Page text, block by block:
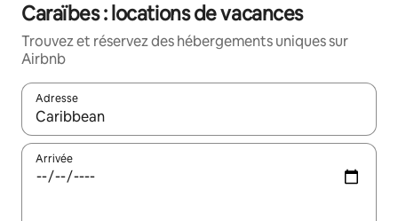
Caraïbes : locations de vacances
Trouvez et réservez des hébergements uniques sur
Airbnb
Adresse
Lorsque les résultats s'affichent, utilisez les flèches vers le
Arrivée